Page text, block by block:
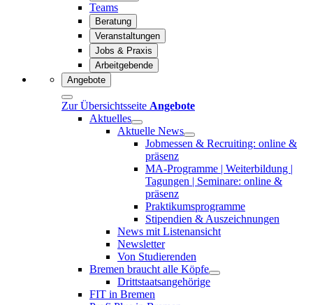
Teams
Beratung
Veranstaltungen
Jobs & Praxis
Arbeitgebende
Angebote
Zur Übersichtsseite Angebote
Aktuelles
Aktuelle News
Jobmessen & Recruiting: online &
präsenz
MA-Programme | Weiterbildung |
Tagungen | Seminare: online &
präsenz
Praktikumsprogramme
Stipendien & Auszeichnungen
News mit Listenansicht
Newsletter
Von Studierenden
Bremen braucht alle Köpfe
Drittstaatsangehörige
FIT in Bremen